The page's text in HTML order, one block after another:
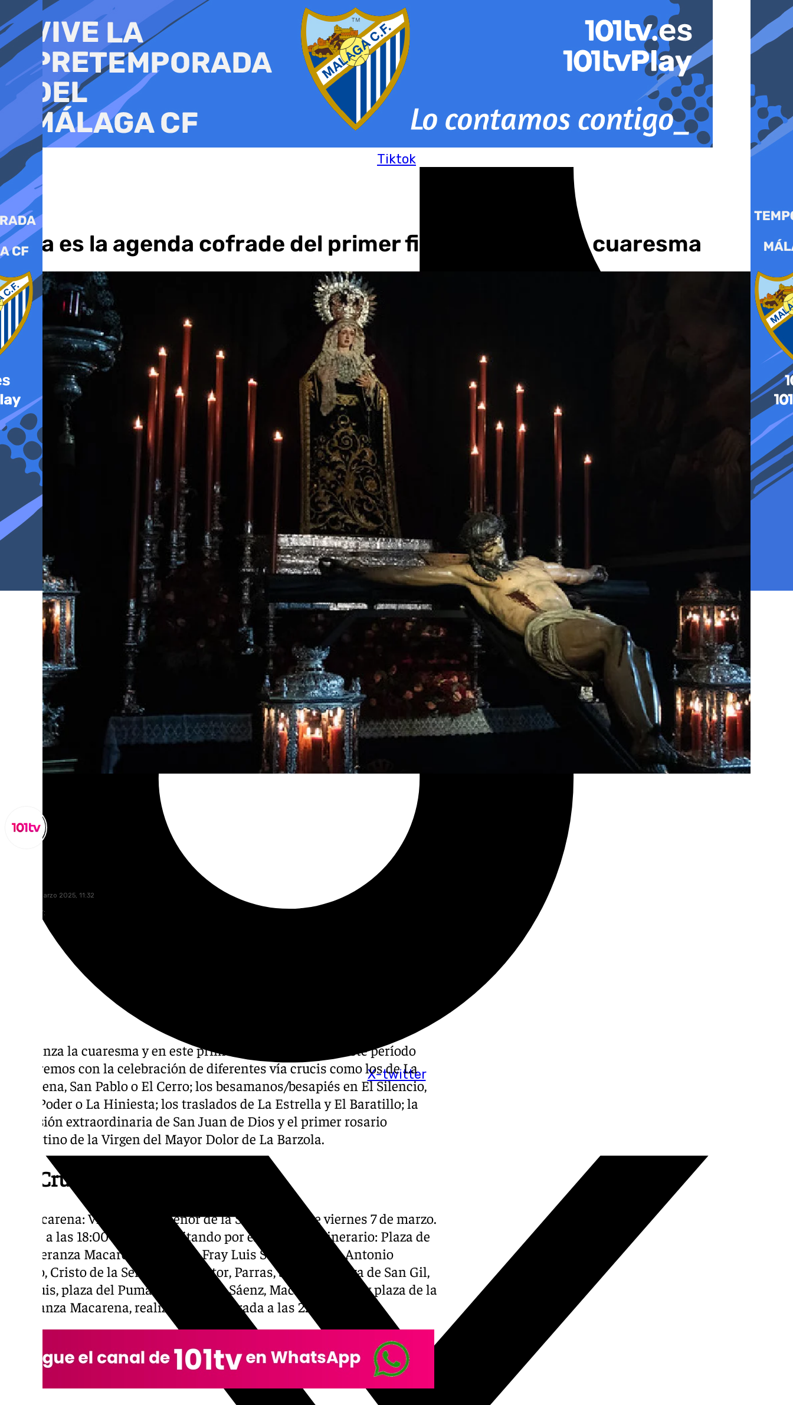
al
contenido
Tiktok
X-twitter
Esta es la agenda cofrade del primer fin de semana de cuaresma
viernes, 7 marzo 2025, 11:32
Compartir:
Comienza la cuaresma y en este primer fin de semana de este período
contaremos con la celebración de diferentes vía crucis como los de La
Macarena, San Pablo o El Cerro; los besamanos/besapiés en El Silencio,
Gran Poder o La Hiniesta; los traslados de La Estrella y El Baratillo; la
procesión extraordinaria de San Juan de Dios y el primer rosario
vespertino de la Virgen del Mayor Dolor de La Barzola.
Vía Crucis
La Macarena: Vía Crucis al Señor de la Sentencia este viernes 7 de marzo.
Saldrá a las 18:00 horas, transitando por el siguiente itinerario: Plaza de
la Esperanza Macarena, Bécquer, Fray Luis Sotelo, Torres, Antonio
Susillo, Cristo de la Sentencia, Relator, Parras, Sagunto, plaza de San Gil,
San Luis, plaza del Pumarejo, Aniceto Sáenz, Macarena, Arco y plaza de la
Esperanza Macarena, realizando su entrada a las 22:00 horas.